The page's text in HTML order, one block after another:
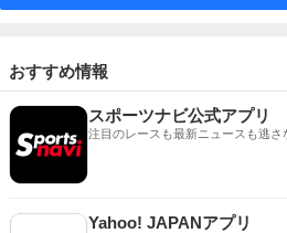
おすすめ情報
スポーツナビ公式アプリ
注目のレースも最新ニュースも逃さ
Yahoo! JAPANアプリ